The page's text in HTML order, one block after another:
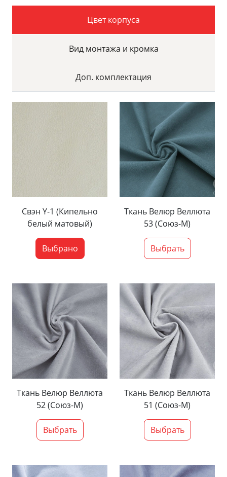
Цвет корпуса
Вид монтажа и кромка
Доп. комплектация
Свэн Y-1 (Кипельно
белый матовый)
Выбрано
Ткань Велюр Веллюта
53 (Союз-М)
Выбрать
Ткань Велюр Веллюта
52 (Союз-М)
Выбрать
Ткань Велюр Веллюта
51 (Союз-М)
Выбрать